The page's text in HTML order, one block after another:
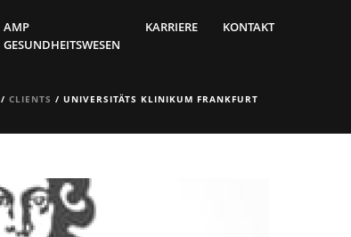
AMP
GESUNDHEITSWESEN
KARRIERE KONTAKT
/ CLIENTS / UNIVERSITÄTS KLINIKUM FRANKFURT